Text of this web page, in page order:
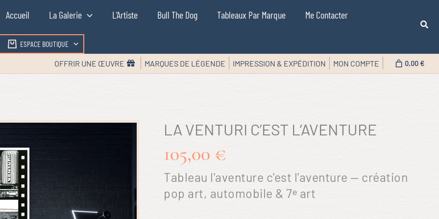
Accueil La Galerie L’Artiste Bull The Dog Tableaux Par Marque Me Contacter
ESPACE BOUTIQUE
OFFRIR UNE ŒUVRE MARQUES DE LÉGENDE IMPRESSION & EXPÉDITION MON COMPTE 0,00 €
LA VENTURI C’EST L’AVENTURE
105,00 €
Tableau l'aventure c'est l'aventure — création
pop art, automobile & 7ᵉ art